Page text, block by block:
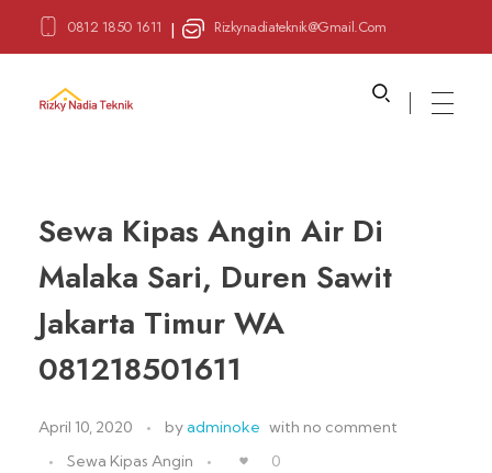
0812 1850 1611 | Rizkynadiateknik@gmail.com
Sewa Kipas Angin Air Di
Malaka Sari, Duren Sawit
Jakarta Timur WA
081218501611
April 10, 2020 byadminoke with no comment
Sewa Kipas Angin
0